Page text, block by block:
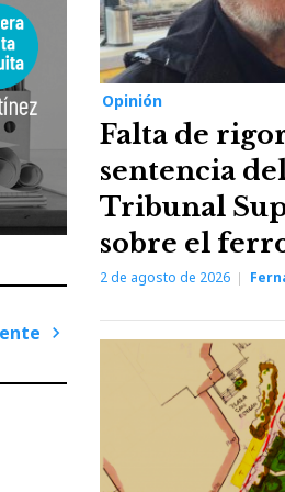
Opinión
Falta de
sentencia
Tribunal
sobre el
2 de agosto de 2026